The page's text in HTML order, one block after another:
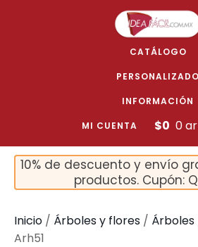
CATÁLOGO
PERSONALIZADO
INFORMACIÓN
MI CUENTA $0 0
10% de descuento y envío
productos. Cupón:
Inicio / Árboles y flores / Árboles
Arh51